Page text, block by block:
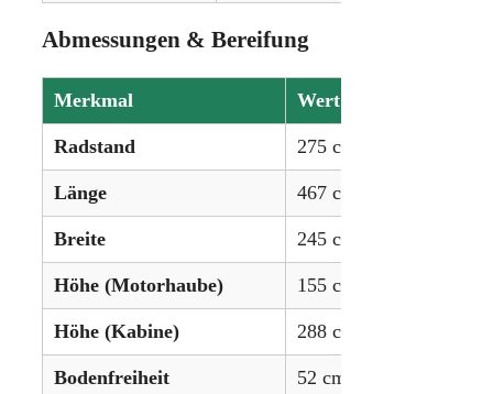
Abmessungen & Bereifung
Merkmal Wert
Radstand 275 cm (108,3 Zoll)
Länge 467 cm (183,9 Zoll)
Breite 245 cm (96,5 Zoll)
Höhe (Motorhaube) 155 cm (61,4 Zoll)
Höhe (Kabine) 288 cm (113,4 Zoll)
Bodenfreiheit 52 cm (20,5 Zoll)